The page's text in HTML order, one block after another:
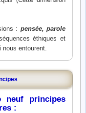
: pensée, parole
éthiques et
nous entourent.
neuf principes
: